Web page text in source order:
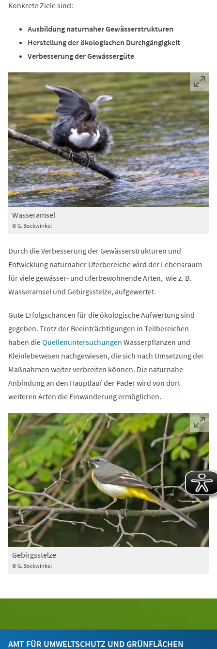
Konkrete Ziele sind:
Ausbildung naturnaher Gewässerstrukturen
Herstellung der ökologischen Durchgängigkeit
Verbesserung der Gewässergüte
© G. Bockwinkel
Wasseramsel
Durch die Verbesserung der Gewässerstrukturen und
Entwicklung naturnaher Uferbereiche wird der Lebensraum
für viele gewässer- und uferbewohnende Arten, wie z. B.
Wasseramsel und Gebirgsstelze, aufgewertet.
Gute Erfolgschancen für die ökologische Aufwertung sind
gegeben. Trotz der Beeinträchtigungen in Teilbereichen
haben dieQuellenuntersuchungen Wasserpflanzen und
Kleinlebewesen nachgewiesen, die sich nach Umsetzung der
Maßnahmen weiter verbreiten können. Die naturnahe
Anbindung an den Hauptlauf der Pader wird von dort
weiteren Arten die Einwanderung ermöglichen.
© G. Bockwinkel
Gebirgsstelze
AMT FÜR UMWELTSCHUTZ UND GRÜNFLÄCHEN